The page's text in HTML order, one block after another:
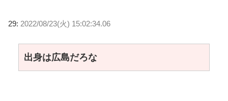
29: 2022/08/23(火) 15:02:34.06
出身は広島だろな